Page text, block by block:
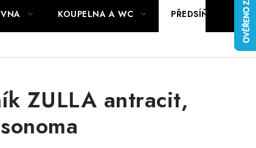
KOUPELNA A WC PŘEDSÍŇ
ZULLA antracit,